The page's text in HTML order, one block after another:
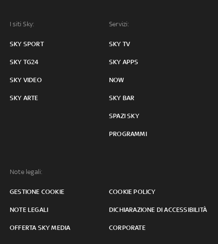
I siti Sky:
SKY SPORT
SKY TG24
SKY VIDEO
SKY ARTE
Servizi:
SKY TV
SKY APPS
NOW
SKY BAR
SPAZI SKY
PROGRAMMI
Note legali:
GESTIONE COOKIE COOKIE POLICY
NOTE LEGALI DICHIARAZIONE DI ACCESSIBILITÀ
OFFERTA SKY MEDIA CORPORATE